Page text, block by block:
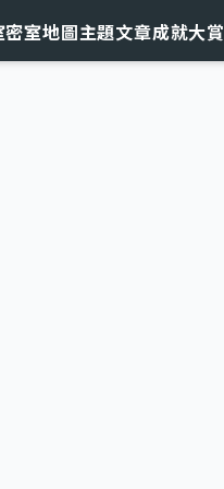
密室地圖主題文章成就大賞